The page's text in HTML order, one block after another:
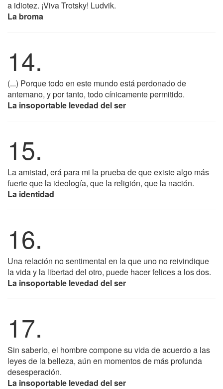
a idiotez. ¡Viva Trotsky! Ludvik.
La broma
14.
(...) Porque todo en este mundo está perdonado de
antemano, y por tanto, todo cínicamente permitido.
La insoportable levedad del ser
15.
La amistad, erá para mi la prueba de que existe algo más
fuerte que la ideología, que la religión, que la nación.
La identidad
16.
Una relación no sentimental en la que uno no reivindique
la vida y la libertad del otro, puede hacer felices a los dos.
La insoportable levedad del ser
17.
Sin saberlo, el hombre compone su vida de acuerdo a las
leyes de la belleza, aún en momentos de más profunda
desesperación.
La insoportable levedad del ser